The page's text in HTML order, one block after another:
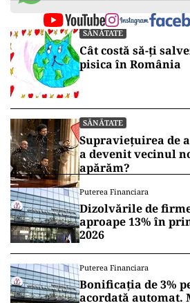
SĂNĂTATE
Cât costă să-ți
pisica în România
SĂNĂTATE
Supraviețuirea de
a devenit vecinul
apărăm?
Puterea Financiara
Dizolvările de
aproape 13% în
2026
Puterea Financiara
Bonificația de 3%
acordată automat.